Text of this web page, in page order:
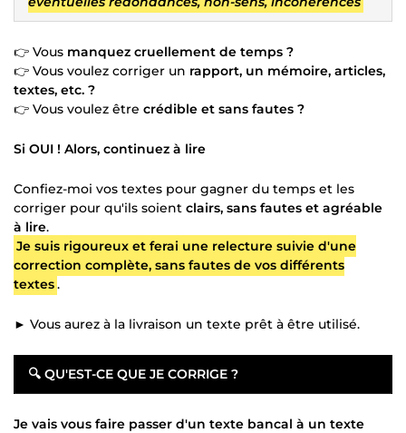
👉 Vous manquez cruellement de temps ?
👉 Vous voulez corriger un rapport, un mémoire, articles,
textes, etc. ?
👉 Vous voulez être crédible et sans fautes ?
Si OUI ! Alors, continuez à lire
Confiez-moi vos textes pour gagner du temps et les
corriger pour qu'ils soient clairs, sans fautes et agréable
à lire.
Je suis rigoureux et ferai une relecture suivie d'une
correction complète, sans fautes de vos différents
textes.
► Vous aurez à la livraison un texte prêt à être utilisé.
🔍 QU'EST-CE QUE JE CORRIGE ?
Je vais vous faire passer d'un texte bancal à un texte